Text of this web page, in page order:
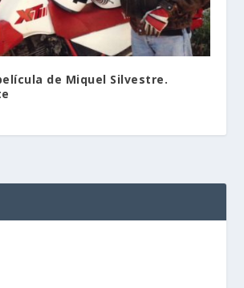
de Miquel Silvestre.